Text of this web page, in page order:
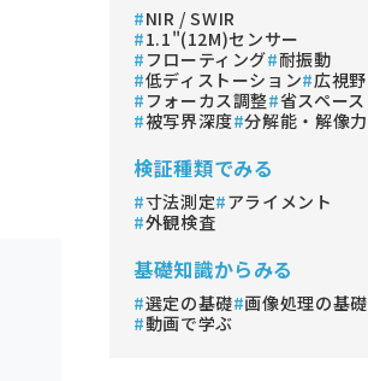
NIR / SWIR
1.1"(12M)センサー
フローティング 耐振動
低ディストーション 広視野
フォーカス調整 省スペース
被写界深度 分解能・解像力
検証種類でみる
寸法測定 アライメント
外観検査
基礎知識からみる
選定の基礎 画像処理の基礎
動画で学ぶ